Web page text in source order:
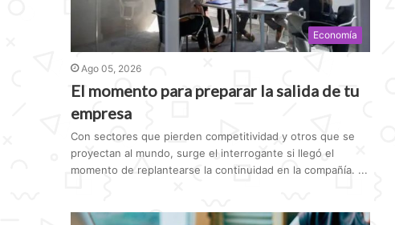
Economía
Ago 05, 2026
El momento para preparar la salida de tu
empresa
Con sectores que pierden competitividad y otros que se
proyectan al mundo, surge el interrogante si llegó el
momento de replantearse la continuidad en la compañía. ...